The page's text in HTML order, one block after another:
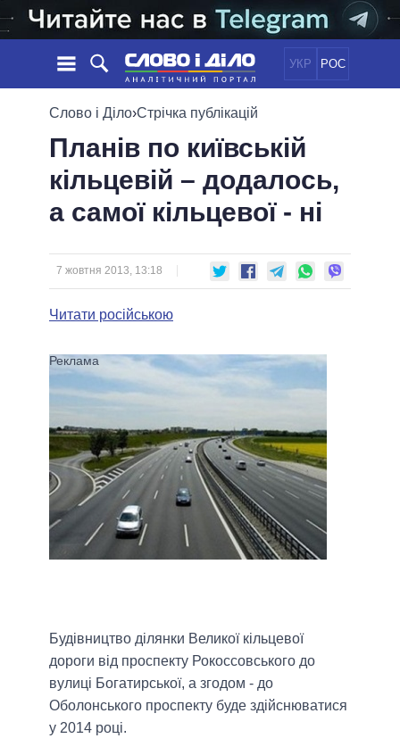
УКР РОС
НОВИНИ
СТРІЧКА
ПОДІЇ
СТАТТІ
ОГЛЯДИ
ПОЛІТИКА
ЕКОНОМІКА
СУСПІЛЬСТВО
СВІТ
ОБIЦЯНКИ
ПОЛIТИКИ
ПРЕЗИДЕНТ І ОФІС
КАБІНЕТ МІНІСТРІВ
МЕРИ МІСТ
ВСІ ПЕРСОНИ
ІНФОГРАФІКА
ВІДЕО
ПІДТРИМАТИ
Слово і Діло›Стрічка публікацій
Планів по київській
кільцевій – додалось,
а самої кільцевої - ні
7 жовтня 2013, 13:18
Читати російською
Будівництво ділянки Великої кільцевої
дороги від проспекту Рокоссовського до
вулиці Богатирської, а згодом - до
Оболонського проспекту буде здійснюватися
у 2014 році.